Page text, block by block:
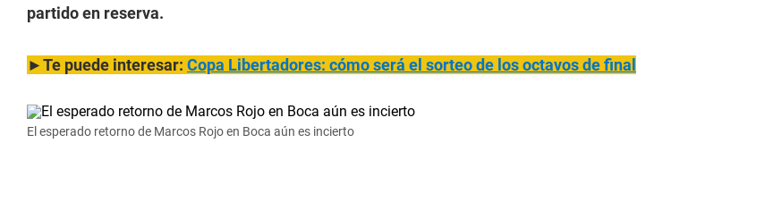
partido en reserva.
►Te puede interesar: Copa Libertadores: cómo será el sorteo de los octavos de final
El esperado retorno de Marcos Rojo en Boca aún es incierto